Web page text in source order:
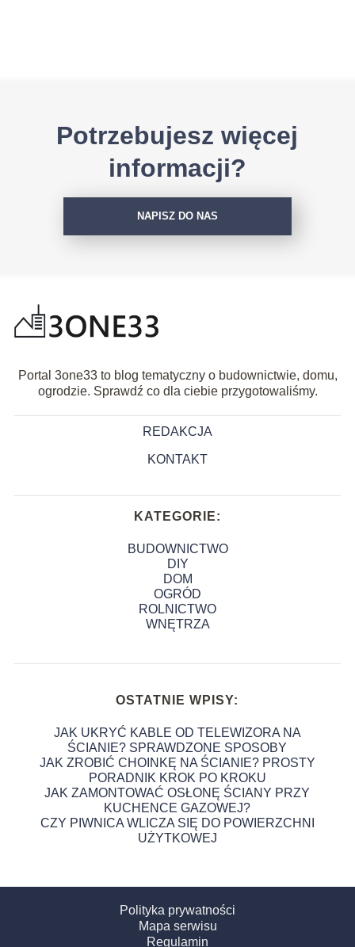
Potrzebujesz więcej
informacji?
NAPISZ DO NAS
Portal 3one33 to blog tematyczny o budownictwie, domu,
ogrodzie. Sprawdź co dla ciebie przygotowaliśmy.
REDAKCJA
KONTAKT
KATEGORIE:
BUDOWNICTWO
DIY
DOM
OGRÓD
ROLNICTWO
WNĘTRZA
OSTATNIE WPISY:
JAK UKRYĆ KABLE OD TELEWIZORA NA
ŚCIANIE? SPRAWDZONE SPOSOBY
JAK ZROBIĆ CHOINKĘ NA ŚCIANIE? PROSTY
PORADNIK KROK PO KROKU
JAK ZAMONTOWAĆ OSŁONĘ ŚCIANY PRZY
KUCHENCE GAZOWEJ?
CZY PIWNICA WLICZA SIĘ DO POWIERZCHNI
UŻYTKOWEJ
Polityka prywatności
Mapa serwisu
Regulamin